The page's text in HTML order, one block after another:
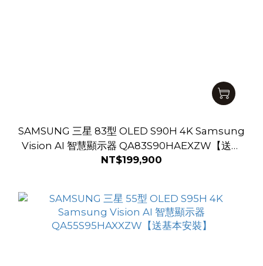
SAMSUNG 三星 83型 OLED S90H 4K Samsung
Vision AI 智慧顯示器 QA83S90HAEXZW【送基
本安裝】
NT$199,900